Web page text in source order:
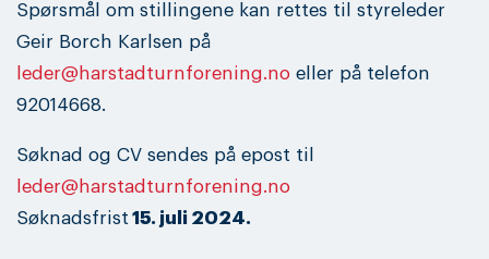
Spørsmål om stillingene kan rettes til styreleder
Geir Borch Karlsen på
leder@harstadturnforening.no eller på telefon
92014668.
Søknad og CV sendes på epost til
leder@harstadturnforening.no
Søknadsfrist 15. juli 2024.